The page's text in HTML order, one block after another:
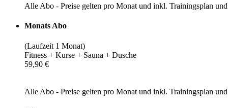
Alle Abo - Preise gelten pro Monat und inkl. Trainingsplan
Monats Abo
(Laufzeit 1 Monat)
Fitness + Kurse + Sauna + Dusche
59,90 €
Alle Abo - Preise gelten pro Monat und inkl. Trainingsplan